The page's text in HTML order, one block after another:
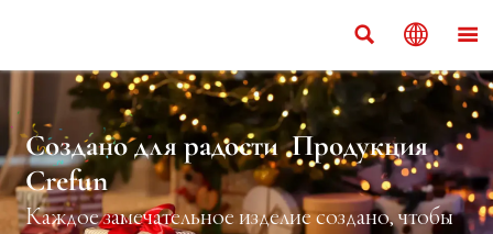
  
Создано для радости Продукция
Crefun
Каждое замечательное изделие создано, чтобы